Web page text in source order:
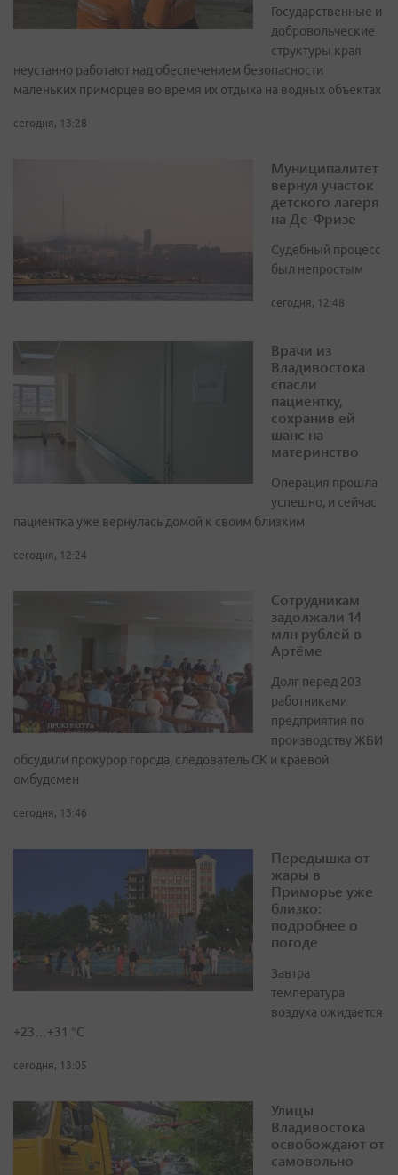
Государственные и
добровольческие
структуры края
неустанно работают над обеспечением безопасности
маленьких приморцев во время их отдыха на водных объектах
сегодня, 13:28
Муниципалитет
вернул участок
детского лагеря
на Де-Фризе
Судебный процесс
был непростым
сегодня, 12:48
Врачи из
Владивостока
спасли
пациентку,
сохранив ей
шанс на
материнство
Операция прошла
успешно, и сейчас
пациентка уже вернулась домой к своим близким
сегодня, 12:24
Сотрудникам
задолжали 14
млн рублей в
Артёме
Долг перед 203
работниками
предприятия по
производству ЖБИ
обсудили прокурор города, следователь СК и краевой
омбудсмен
сегодня, 13:46
Передышка от
жары в
Приморье уже
близко:
подробнее о
погоде
Завтра
температура
воздуха ожидается
+23…+31 °C
сегодня, 13:05
Улицы
Владивостока
освобождают от
самовольно